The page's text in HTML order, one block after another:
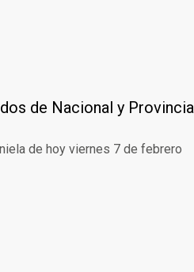
de Nacional y Provincia
de hoy viernes 7 de febrero